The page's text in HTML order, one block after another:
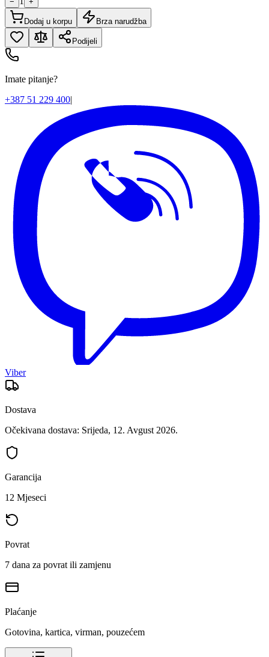
Dodaj u korpu Brza narudžba
Podijeli
Imate pitanje?
+387 51 229 400|
Viber
Dostava
Očekivana dostava: Srijeda, 12. Avgust 2026.
Garancija
12 Mjeseci
Povrat
7 dana za povrat ili zamjenu
Plaćanje
Gotovina, kartica, virman, pouzećem